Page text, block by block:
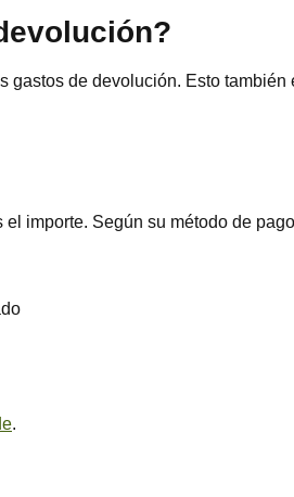
de devolución. Esto
importe. Según su método de
.